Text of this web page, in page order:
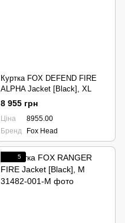
Куртка FOX DEFEND FIRE
ALPHA Jacket [Black], XL
8 955 грн
Ціна
8955.00
Бренд
Fox Head
5